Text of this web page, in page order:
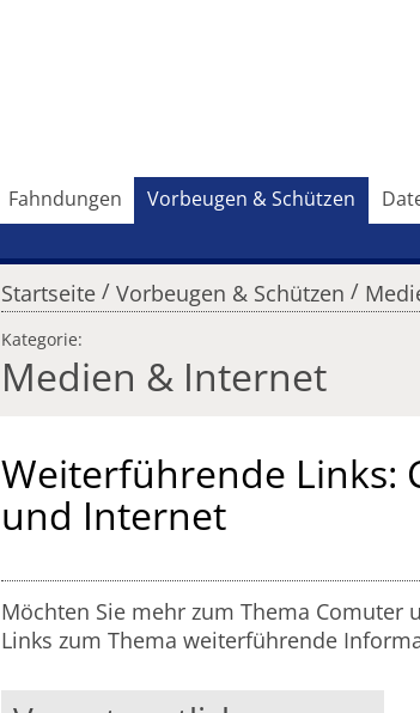
Fahndungen Vorbeugen & Schützen
Startseite / Vorbeugen & Schützen /
Kategorie:
Medien & Internet
Weiterführende Links:
und Internet
Möchten Sie mehr zum Thema
Links zum Thema weiterführende